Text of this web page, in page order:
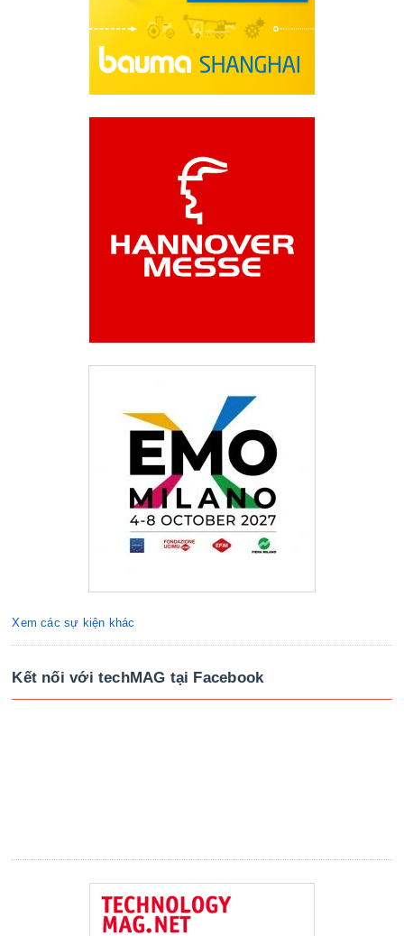
Xem các sự kiện khác
Kết nối với techMAG tại Facebook